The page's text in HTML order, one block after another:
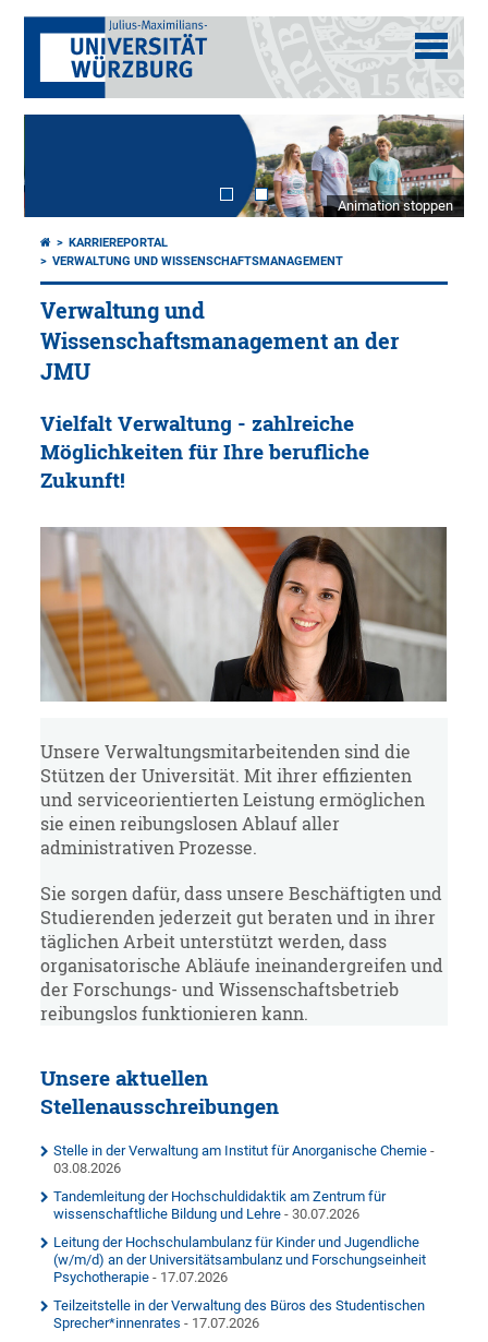
Animation stoppen
KARRIEREPORTAL
VERWALTUNG UND WISSENSCHAFTSMANAGEMENT
Verwaltung und
Wissenschaftsmanagement an der
JMU
Vielfalt Verwaltung - zahlreiche
Möglichkeiten für Ihre berufliche
Zukunft!
Unsere Verwaltungsmitarbeitenden sind die
Stützen der Universität. Mit ihrer effizienten
und serviceorientierten Leistung ermöglichen
sie einen reibungslosen Ablauf aller
administrativen Prozesse.
Sie sorgen dafür, dass unsere Beschäftigten und
Studierenden jederzeit gut beraten und in ihrer
täglichen Arbeit unterstützt werden, dass
organisatorische Abläufe ineinandergreifen und
der Forschungs- und Wissenschaftsbetrieb
reibungslos funktionieren kann.
Unsere aktuellen
Stellenausschreibungen
Stelle in der Verwaltung am Institut für Anorganische Chemie -
03.08.2026
Tandemleitung der Hochschuldidaktik am Zentrum für
wissenschaftliche Bildung und Lehre - 30.07.2026
Leitung der Hochschulambulanz für Kinder und Jugendliche
(w/m/d) an der Universitätsambulanz und Forschungseinheit
Psychotherapie - 17.07.2026
Teilzeitstelle in der Verwaltung des Büros des Studentischen
Sprecher*innenrates - 17.07.2026